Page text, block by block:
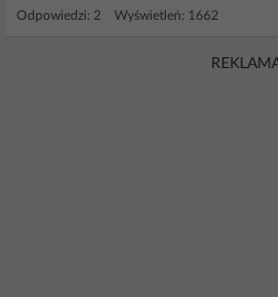
Odpowiedzi: 2 Wyświetleń: 1662